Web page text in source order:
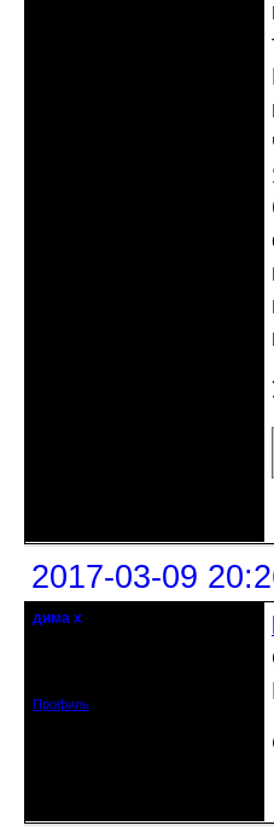
2017-03-09
дима х
Профиль